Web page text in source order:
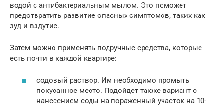
водой с антибактериальным мылом. Это поможет
предотвратить развитие опасных симптомов, таких как
зуд и вздутие.
Затем можно применять подручные средства, которые
есть почти в каждой квартире:
содовый раствор. Им необходимо промыть
покусанное место. Подойдет также вариант с
нанесением соды на пораженный участок на 10-